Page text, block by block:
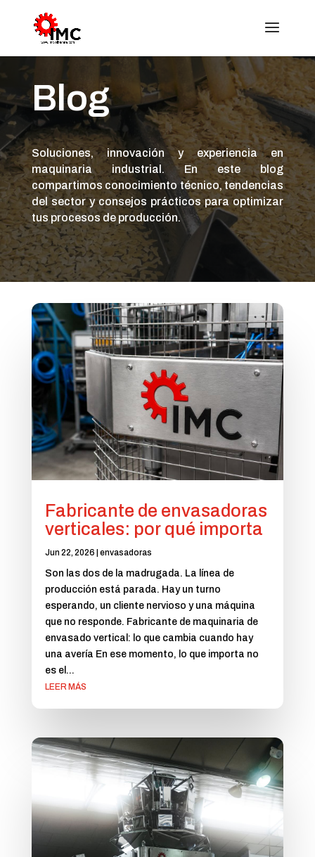
Blog
Soluciones, innovación y experiencia en
maquinaria industrial. En este blog
compartimos conocimiento técnico, tendencias
del sector y consejos prácticos para optimizar
tus procesos de producción.
Fabricante de envasadoras
verticales: por qué importa
Jun 22, 2026 envasadoras
Son las dos de la madrugada. La línea de
producción está parada. Hay un turno
esperando, un cliente nervioso y una máquina
que no responde. Fabricante de maquinaria de
envasado vertical: lo que cambia cuando hay
una avería En ese momento, lo que importa no
es el...
LEER MÁS